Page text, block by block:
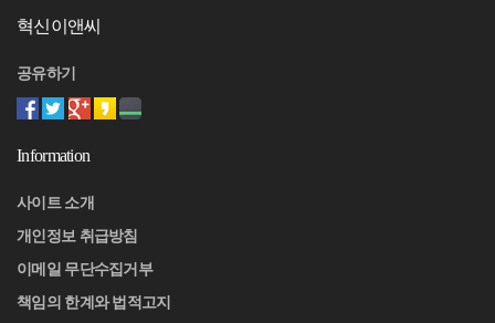
혁신이앤씨
공유하기
Information
사이트 소개
개인정보 취급방침
이메일 무단수집거부
책임의 한계와 법적고지